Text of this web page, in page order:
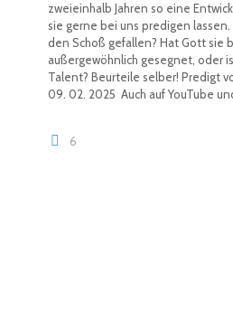
zweieinhalb Jahren so eine
sie gerne bei uns predigen
den Schoß gefallen? Hat Gott sie
außergewöhnlich gesegnet, oder
Talent? Beurteile selber! Predigt
09. 02. 2025 Auch auf YouTube
6